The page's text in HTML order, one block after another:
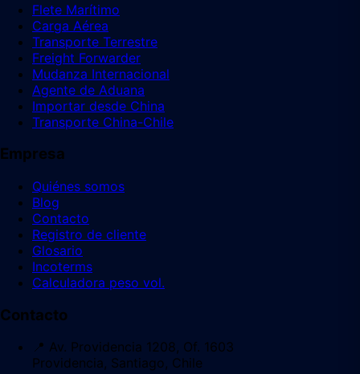
Flete Marítimo
Carga Aérea
Transporte Terrestre
Freight Forwarder
Mudanza Internacional
Agente de Aduana
Importar desde China
Transporte China-Chile
Empresa
Quiénes somos
Blog
Contacto
Registro de cliente
Glosario
Incoterms
Calculadora peso vol.
Contacto
📍 Av. Providencia 1208, Of. 1603
Providencia, Santiago, Chile